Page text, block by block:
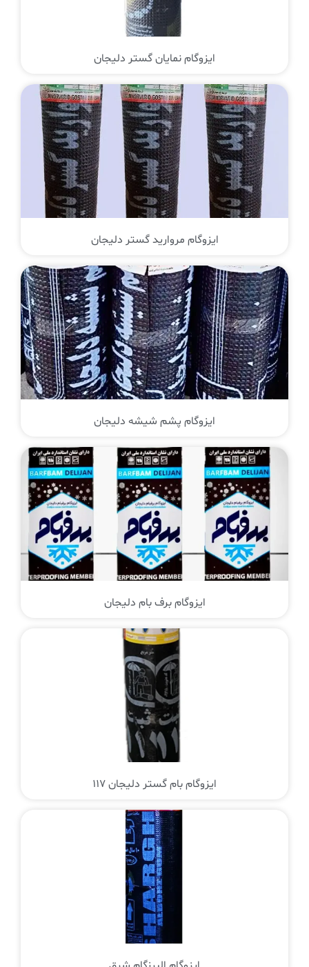
ایزوگام نمایان گستر دلیجان
ایزوگام مروارید گستر دلیجان
ایزوگام پشم شیشه دلیجان
ایزوگام برف بام دلیجان
ایزوگام بام گستر دلیجان 117